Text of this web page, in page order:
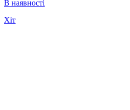
В наявності
Хіт